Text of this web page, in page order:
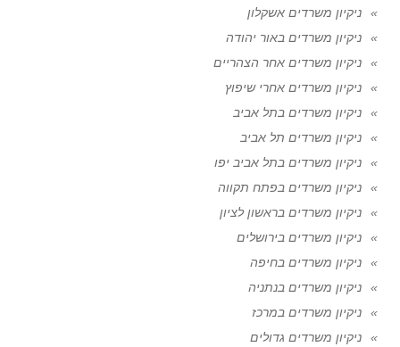
ניקיון משרדים אשקלון
ניקיון משרדים באור יהודה
ניקיון משרדים אחר הצהריים
ניקיון משרדים אחרי שיפוץ
ניקיון משרדים בתל אביב
ניקיון משרדים תל אביב
ניקיון משרדים בתל אביב יפו
ניקיון משרדים בפתח תקווה
ניקיון משרדים בראשון לציון
ניקיון משרדים בירושלים
ניקיון משרדים בחיפה
ניקיון משרדים בנתניה
ניקיון משרדים במרכז
ניקיון משרדים גדולים